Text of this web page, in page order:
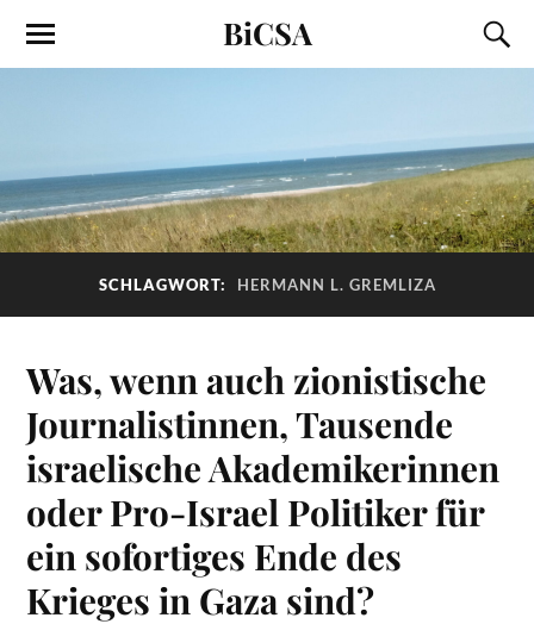
BiCSA
SCHLAGWORT: HERMANN L. GREMLIZA
Was, wenn auch zionistische
Journalistinnen, Tausende
israelische Akademikerinnen
oder Pro-Israel Politiker für
ein sofortiges Ende des
Krieges in Gaza sind?